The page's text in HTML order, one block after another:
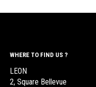
WHERE TO FIND US ?
LEON
2, Square Bellevue